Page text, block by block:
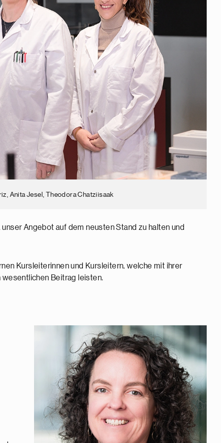
Anita Jesel, Theodora Chatziisaak
Angebot auf dem neusten Stand zu halten und
Kursleiterinnen und Kursleitern, welche mit ihrer
wesentlichen Beitrag leisten.